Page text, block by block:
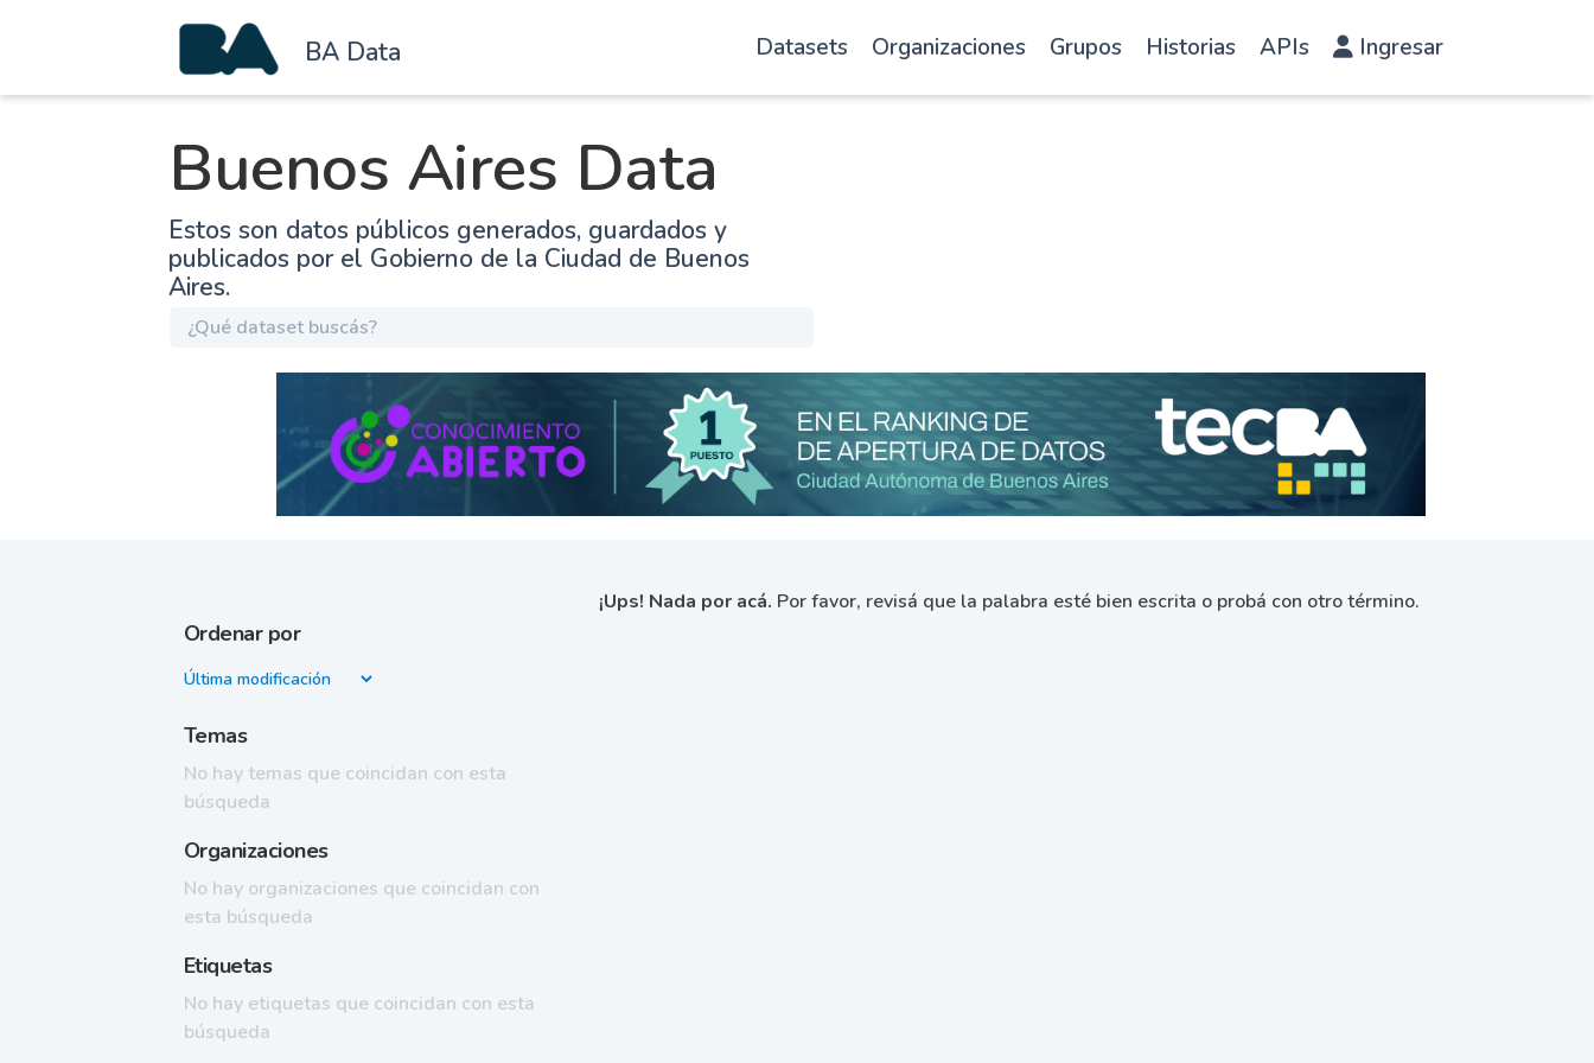
BA Data Datasets Organizaciones Grupos Historias APIs Ingresar
Buenos Aires Data
Estos son datos públicos generados, guardados y
publicados por el Gobierno de la Ciudad de Buenos
Aires.
Ordenar por
Temas
No hay temas que coincidan con esta
búsqueda
Organizaciones
No hay organizaciones que coincidan con
esta búsqueda
Etiquetas
No hay etiquetas que coincidan con esta
búsqueda
¡Ups! Nada por acá. Por favor, revisá que la palabra esté bien escrita o probá con otro término.